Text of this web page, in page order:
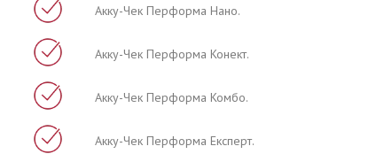
Акку-Чек Перформа Нано.
Акку-Чек Перформа Конект.
Акку-Чек Перформа Комбо.
Акку-Чек Перформа Експерт.